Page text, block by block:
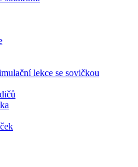
lekce se sovičkou